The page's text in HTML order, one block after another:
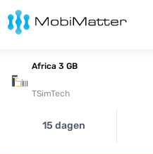
Africa 3 GB
TSimTech
15 dagen